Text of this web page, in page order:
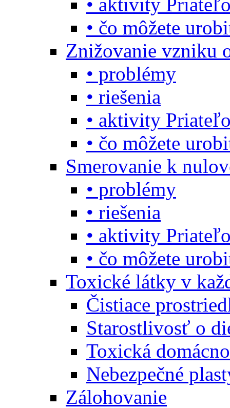
• čo môžete
Znižovanie vzniku
• problémy
• riešenia
• aktivity
• čo môžete
Smerovanie k
• problémy
• riešenia
• aktivity
• čo môžete
Toxické látky v
Čistiace
Starostlivosť o
Toxická
Nebezpečné
Zálohovanie